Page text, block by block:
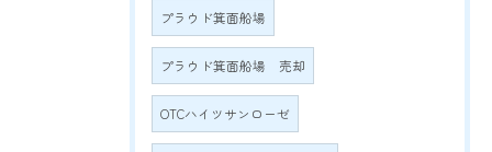
プラウド箕面船場
プラウド箕面船場 売却
OTCハイツサンローゼ